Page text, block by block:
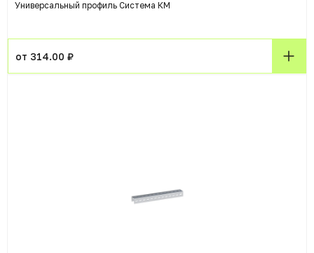
Универсальный профиль Система КМ
от 314.00 ₽